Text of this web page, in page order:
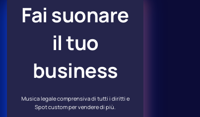
Fai suonare
il tuo
business
Musica legale comprensiva di tutti i diritti e
Spot custom per vendere di più.